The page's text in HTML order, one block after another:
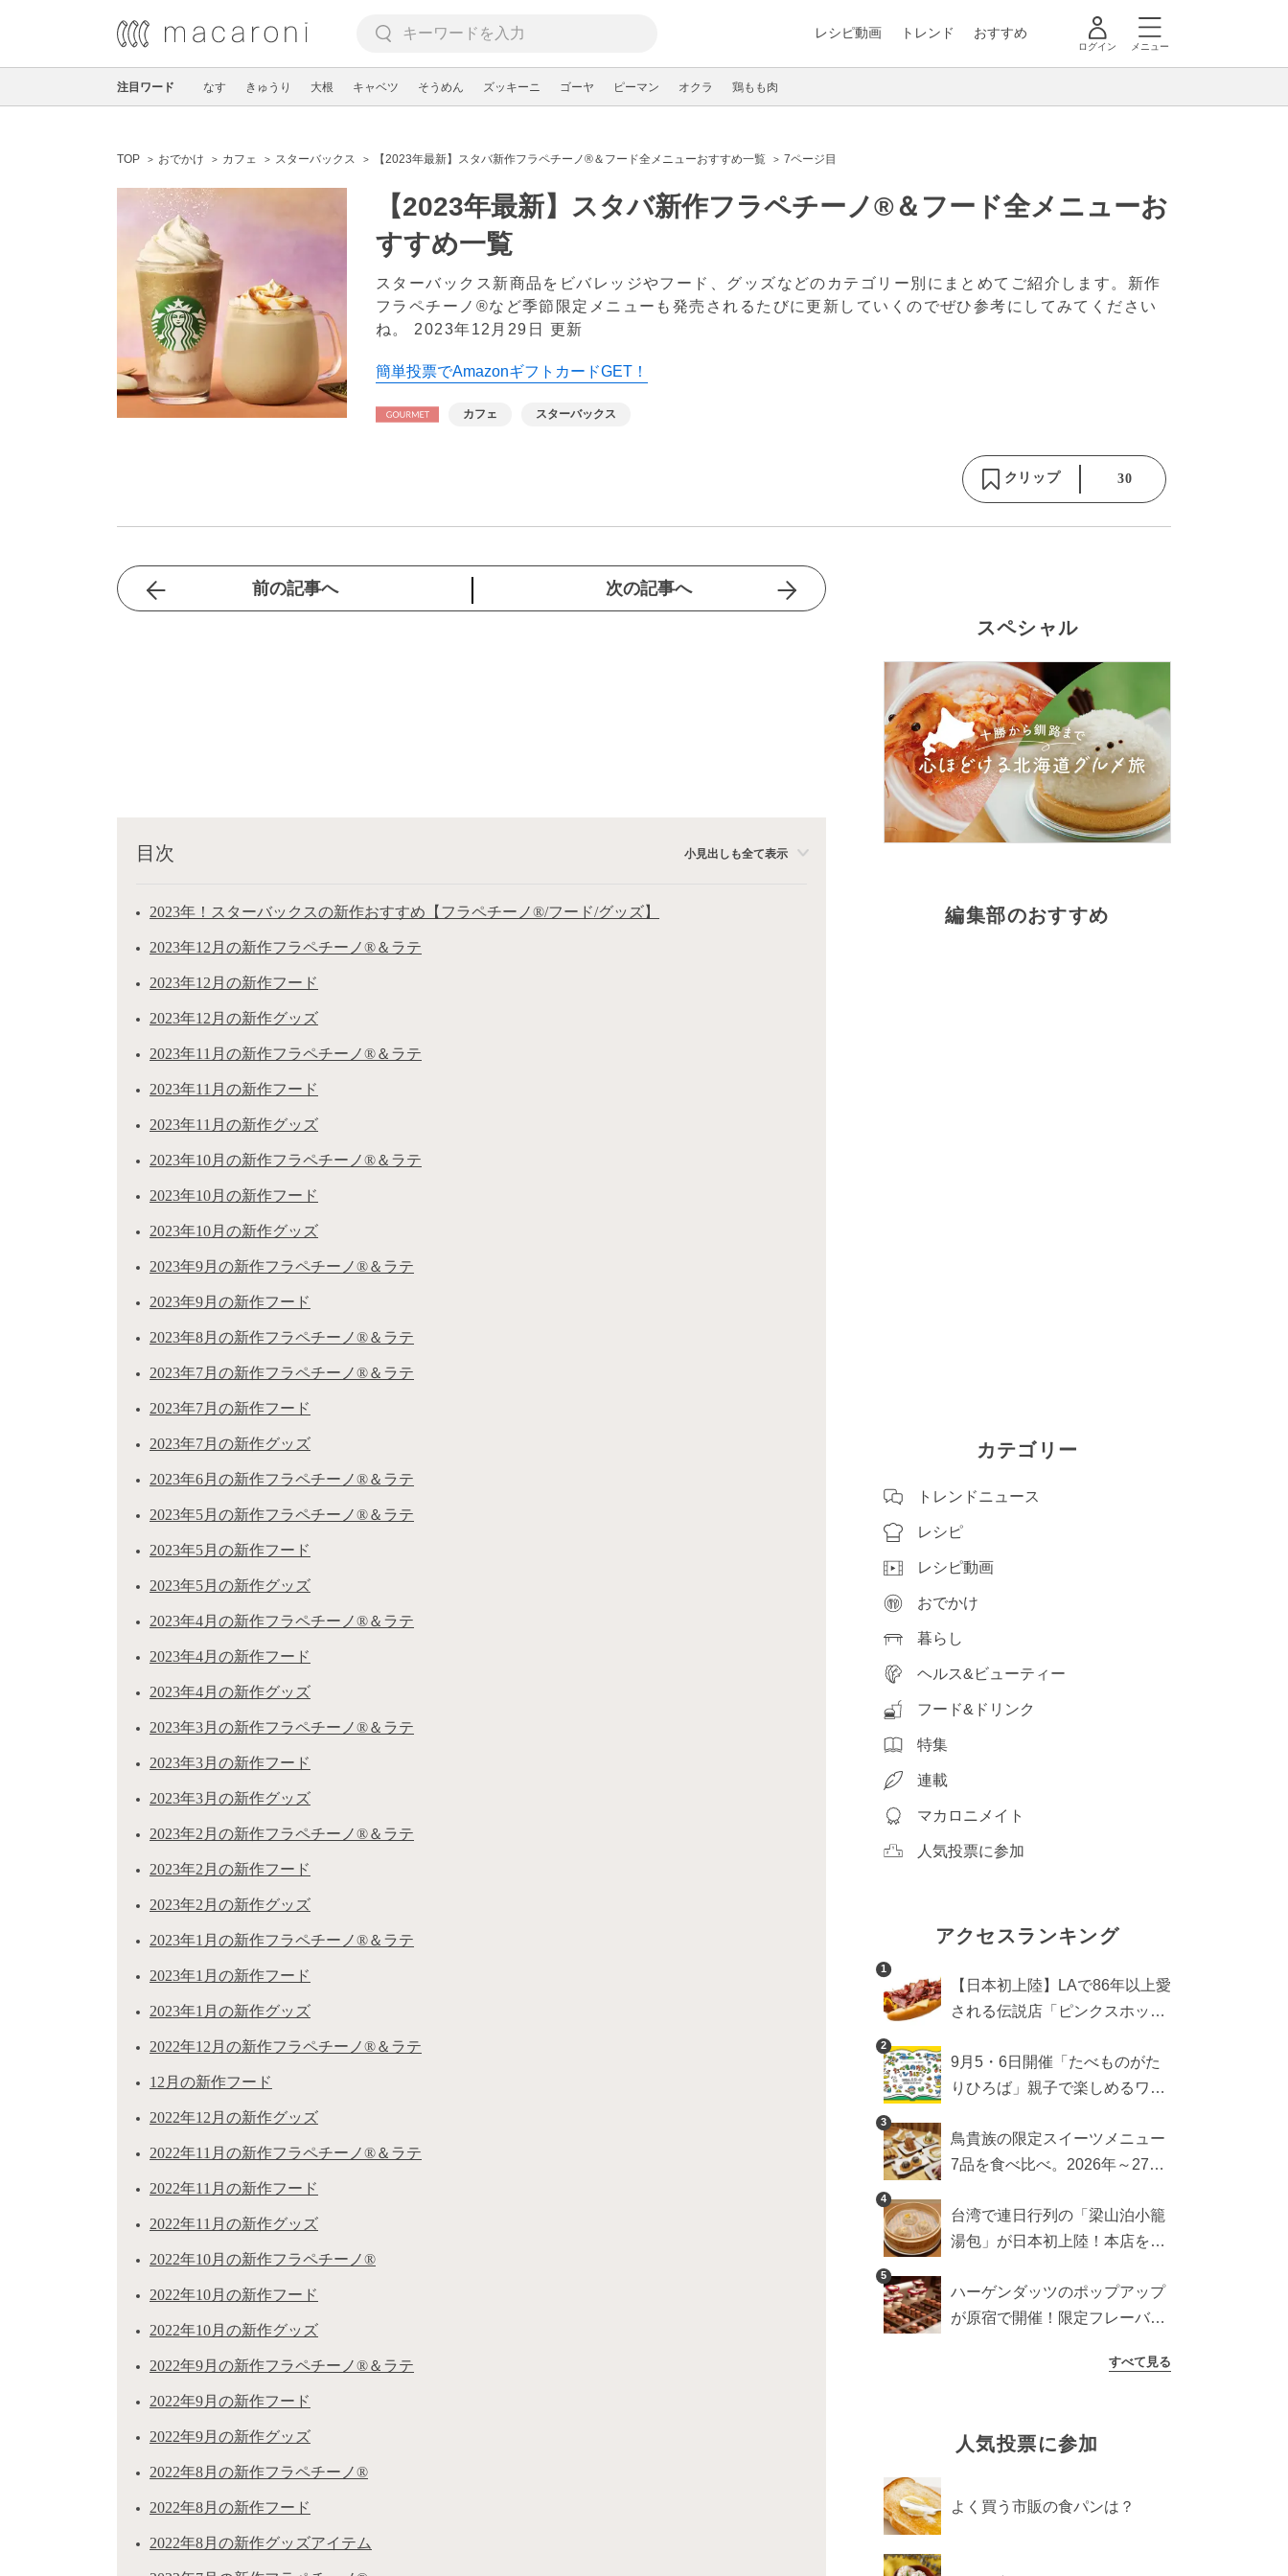
レシピ動画 トレンド おすすめ
ログイン メニュー
注目ワード なす きゅうり 大根 キャベツ そうめん ズッキーニ ゴーヤ ピーマン オクラ 鶏もも肉
TOP おでかけ カフェ スターバックス 【2023年最新】スタバ新作フラペチーノ®＆フード全メニューおすすめ一覧 7ページ目
【2023年最新】スタバ新作フラペチーノ®＆フード全メニューお
すすめ一覧
スターバックス新商品をビバレッジやフード、グッズなどのカテゴリー別にまとめてご紹介します。新作
フラペチーノ®など季節限定メニューも発売されるたびに更新していくのでぜひ参考にしてみてください
ね。 2023年12月29日 更新
簡単投票でAmazonギフトカードGET！
カフェ スターバックス
クリップ 30
前の記事へ 次の記事へ
目次 小見出しも全て表示
2023年！スターバックスの新作おすすめ【フラペチーノ®/フード/グッズ】
2023年12月の新作フラペチーノ®＆ラテ
2023年12月の新作フード
2023年12月の新作グッズ
2023年11月の新作フラペチーノ®＆ラテ
2023年11月の新作フード
2023年11月の新作グッズ
2023年10月の新作フラペチーノ®＆ラテ
2023年10月の新作フード
2023年10月の新作グッズ
2023年9月の新作フラペチーノ®＆ラテ
2023年9月の新作フード
2023年8月の新作フラペチーノ®＆ラテ
2023年7月の新作フラペチーノ®＆ラテ
2023年7月の新作フード
2023年7月の新作グッズ
2023年6月の新作フラペチーノ®＆ラテ
2023年5月の新作フラペチーノ®＆ラテ
2023年5月の新作フード
2023年5月の新作グッズ
2023年4月の新作フラペチーノ®＆ラテ
2023年4月の新作フード
2023年4月の新作グッズ
2023年3月の新作フラペチーノ®＆ラテ
2023年3月の新作フード
2023年3月の新作グッズ
2023年2月の新作フラペチーノ®＆ラテ
2023年2月の新作フード
2023年2月の新作グッズ
2023年1月の新作フラペチーノ®＆ラテ
2023年1月の新作フード
2023年1月の新作グッズ
2022年12月の新作フラペチーノ®＆ラテ
12月の新作フード
2022年12月の新作グッズ
2022年11月の新作フラペチーノ®＆ラテ
2022年11月の新作フード
2022年11月の新作グッズ
2022年10月の新作フラペチーノ®
2022年10月の新作フード
2022年10月の新作グッズ
2022年9月の新作フラペチーノ®＆ラテ
2022年9月の新作フード
2022年9月の新作グッズ
2022年8月の新作フラペチーノ®
2022年8月の新作フード
2022年8月の新作グッズアイテム
スペシャル
編集部のおすすめ
カテゴリー
トレンドニュース
レシピ
レシピ動画
おでかけ
暮らし
ヘルス&ビューティー
フード&ドリンク
特集
連載
マカロニメイト
人気投票に参加
アクセスランキング
1
【日本初上陸】LAで86年以上愛
される伝説店「ピンクスホット
ットドッグブーム到来!?
2
9月5・6日開催「たべものがた
りひろば」親子で楽しめるワー
ーなどをご紹介
3
鳥貴族の限定スイーツメニュー
7品を食べ比べ。2026年～27年
4
台湾で連日行列の「梁山泊小籠
湯包」が日本初上陸！本店を知
5
ハーゲンダッツのポップアップ
が原宿で開催！限定フレーバー
すべて見る
人気投票に参加
よく買う市販の食パンは？